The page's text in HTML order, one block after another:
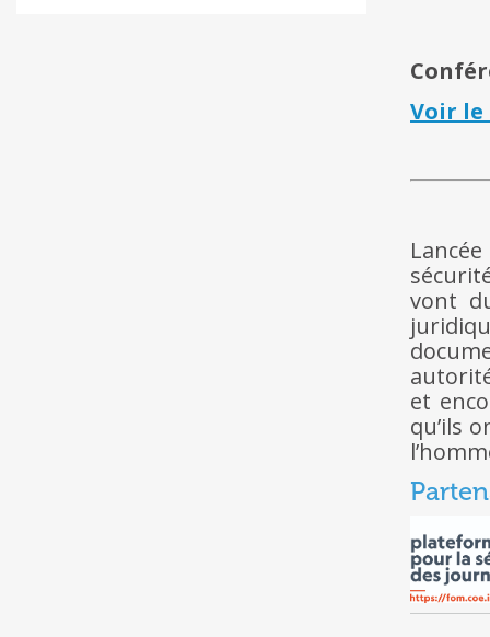
Voir
vont
et
qu’ils